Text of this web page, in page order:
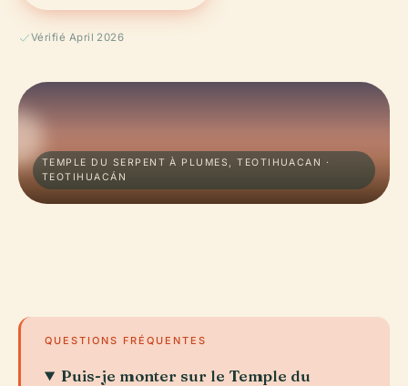
Vérifié April 2026
TEMPLE DU SERPENT À PLUMES, TEOTIHUACAN ·
TEOTIHUACÁN
QUESTIONS FRÉQUENTES
Puis-je monter sur le Temple du